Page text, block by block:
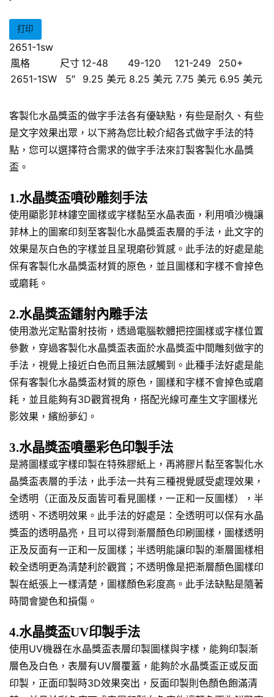
打印
2651-1sw
風格
尺寸 12-48 49-120 121-249
250+
2651-1SW
5″ 9.25 美元 8.25 美元 7.75 美元 6.95 美元
客製化水晶獎盃的做字手法各有優缺點，有些是耐久、有些
是文字效果出眾，以下將為您比較介紹各式做字手法的特
點，您可以選擇符合需求的做字手法來訂製客製化水晶獎
盃。
1.水晶獎盃噴砂雕刻手法
使用顯影菲林鏤空圖樣或字樣黏至水晶表面，利用噴沙機讓
菲林上的圖案印刻至客製化水晶獎盃表層的手法，此文字的
效果是灰白色的字樣並且呈現磨砂質感。此手法的好處是能
保有客製化水晶獎盃材質的原色，並且圖樣和字樣不會掉色
或磨耗。
2.水晶獎盃鐳射內雕手法
使用激光定點雷射技術，透過電腦軟體把控圖樣或字樣位置
參數，穿過客製化水晶獎盃表面於水晶獎盃中間雕刻做字的
手法，視覺上接近白色而且無法感觸到。此種手法好處是能
保有客製化水晶獎盃材質的原色，圖樣和字樣不會掉色或磨
耗，並且能夠有3D觀賞視角，搭配光線可產生文字圖樣光
影效果，繽紛夢幻。
3.水晶獎盃噴墨彩色印製手法
是將圖樣或字樣印製在特殊膠紙上，再將膠片黏至客製化水
晶獎盃表層的手法，此手法一共有三種視覺感受處理效果，
全透明（正面及反面皆可看見圖樣，一正和一反圖樣），半
透明、不透明效果。此手法的好處是：全透明可以保有水晶
獎盃的透明晶亮，且可以得到漸層顏色印刷圖樣，圖樣透明
正及反面有一正和一反圖樣；半透明能讓印製的漸層圖樣相
較全透明更為清楚利於觀賞；不透明像是把漸層顏色圖樣印
製在紙張上一樣清楚，圖樣顏色彩度高。此手法缺點是隨著
時間會變色和損傷。
4.水晶獎盃UV印製手法
使用UV機器在水晶獎盃表層印製圖樣與字樣，能夠印製漸
層色及白色，表層有UV層覆蓋，能夠於水晶獎盃正或反面
印製，正面印製時3D效果突出，反面印製則色顏色飽滿清